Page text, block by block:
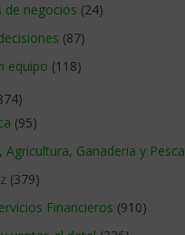
de negocios (24)
(87)
equipo (118)
(95)
Agricultura, Ganaderia y Pesca
(379)
Financieros (910)